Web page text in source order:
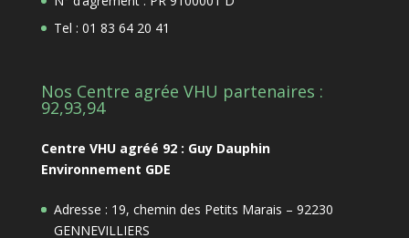
Tel : 01 83 64 20 41
Nos Centre agrée VHU partenaires :
92,93,94
Centre VHU agréé 92 : Guy Dauphin
Environnement GDE
Adresse : 19, chemin des Petits Marais – 92230
GENNEVILLIERS